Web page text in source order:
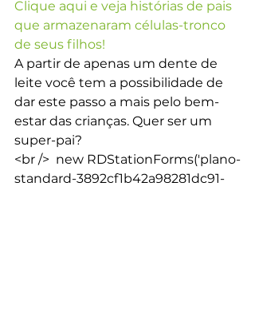
Clique aqui e veja histórias de pais
que armazenaram células-tronco
de seus filhos!
A partir de apenas um dente de
leite você tem a possibilidade de
dar este passo a mais pelo bem-
estar das crianças. Quer ser um
super-pai?
<br />  new RDStationForms('plano-
standard-3892cf1b42a98281dc91-